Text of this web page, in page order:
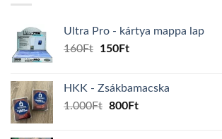
Ultra Pro - kártya mappa lap
160Ft
Original
160Ft.
150FtCurrent
150Ft.
HKK - Zsákbamacska
1.000Ft Original
800FtCurrent